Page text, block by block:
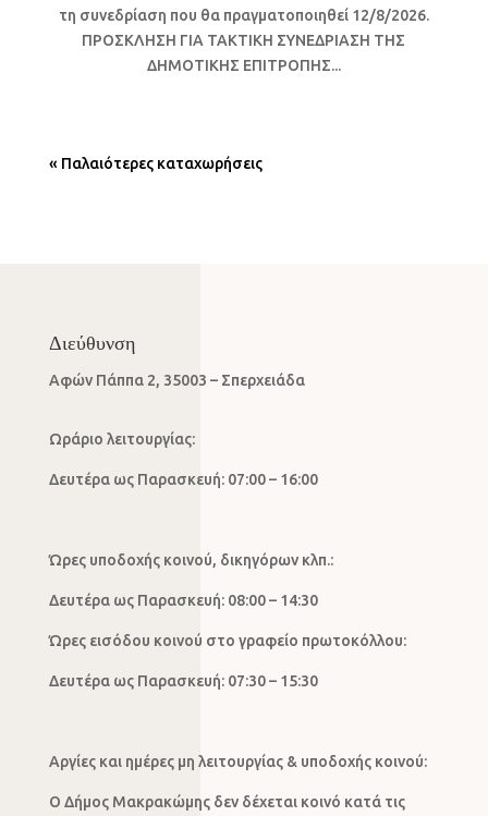
τη συνεδρίαση που θα πραγματοποιηθεί 12/8/2026.
ΠΡΟΣΚΛΗΣΗ ΓΙΑ ΤΑΚΤΙΚΗ ΣΥΝΕΔΡΙΑΣΗ ΤΗΣ
ΔΗΜΟΤΙΚΗΣ ΕΠΙΤΡΟΠΗΣ...
« Παλαιότερες καταχωρήσεις
Διεύθυνση
Αφών Πάππα 2, 35003 – Σπερχειάδα
Ωράριο λειτουργίας:
Δευτέρα ως Παρασκευή: 07:00 – 16:00
Ώρες υποδοχής κοινού, δικηγόρων κλπ.:
Δευτέρα ως Παρασκευή: 08:00 – 14:30
Ώρες εισόδου κοινού στο γραφείο πρωτοκόλλου:
Δευτέρα ως Παρασκευή: 07:30 – 15:30
Αργίες και ημέρες μη λειτουργίας & υποδοχής κοινού:
Ο Δήμος Μακρακώμης δεν δέχεται κοινό κατά τις